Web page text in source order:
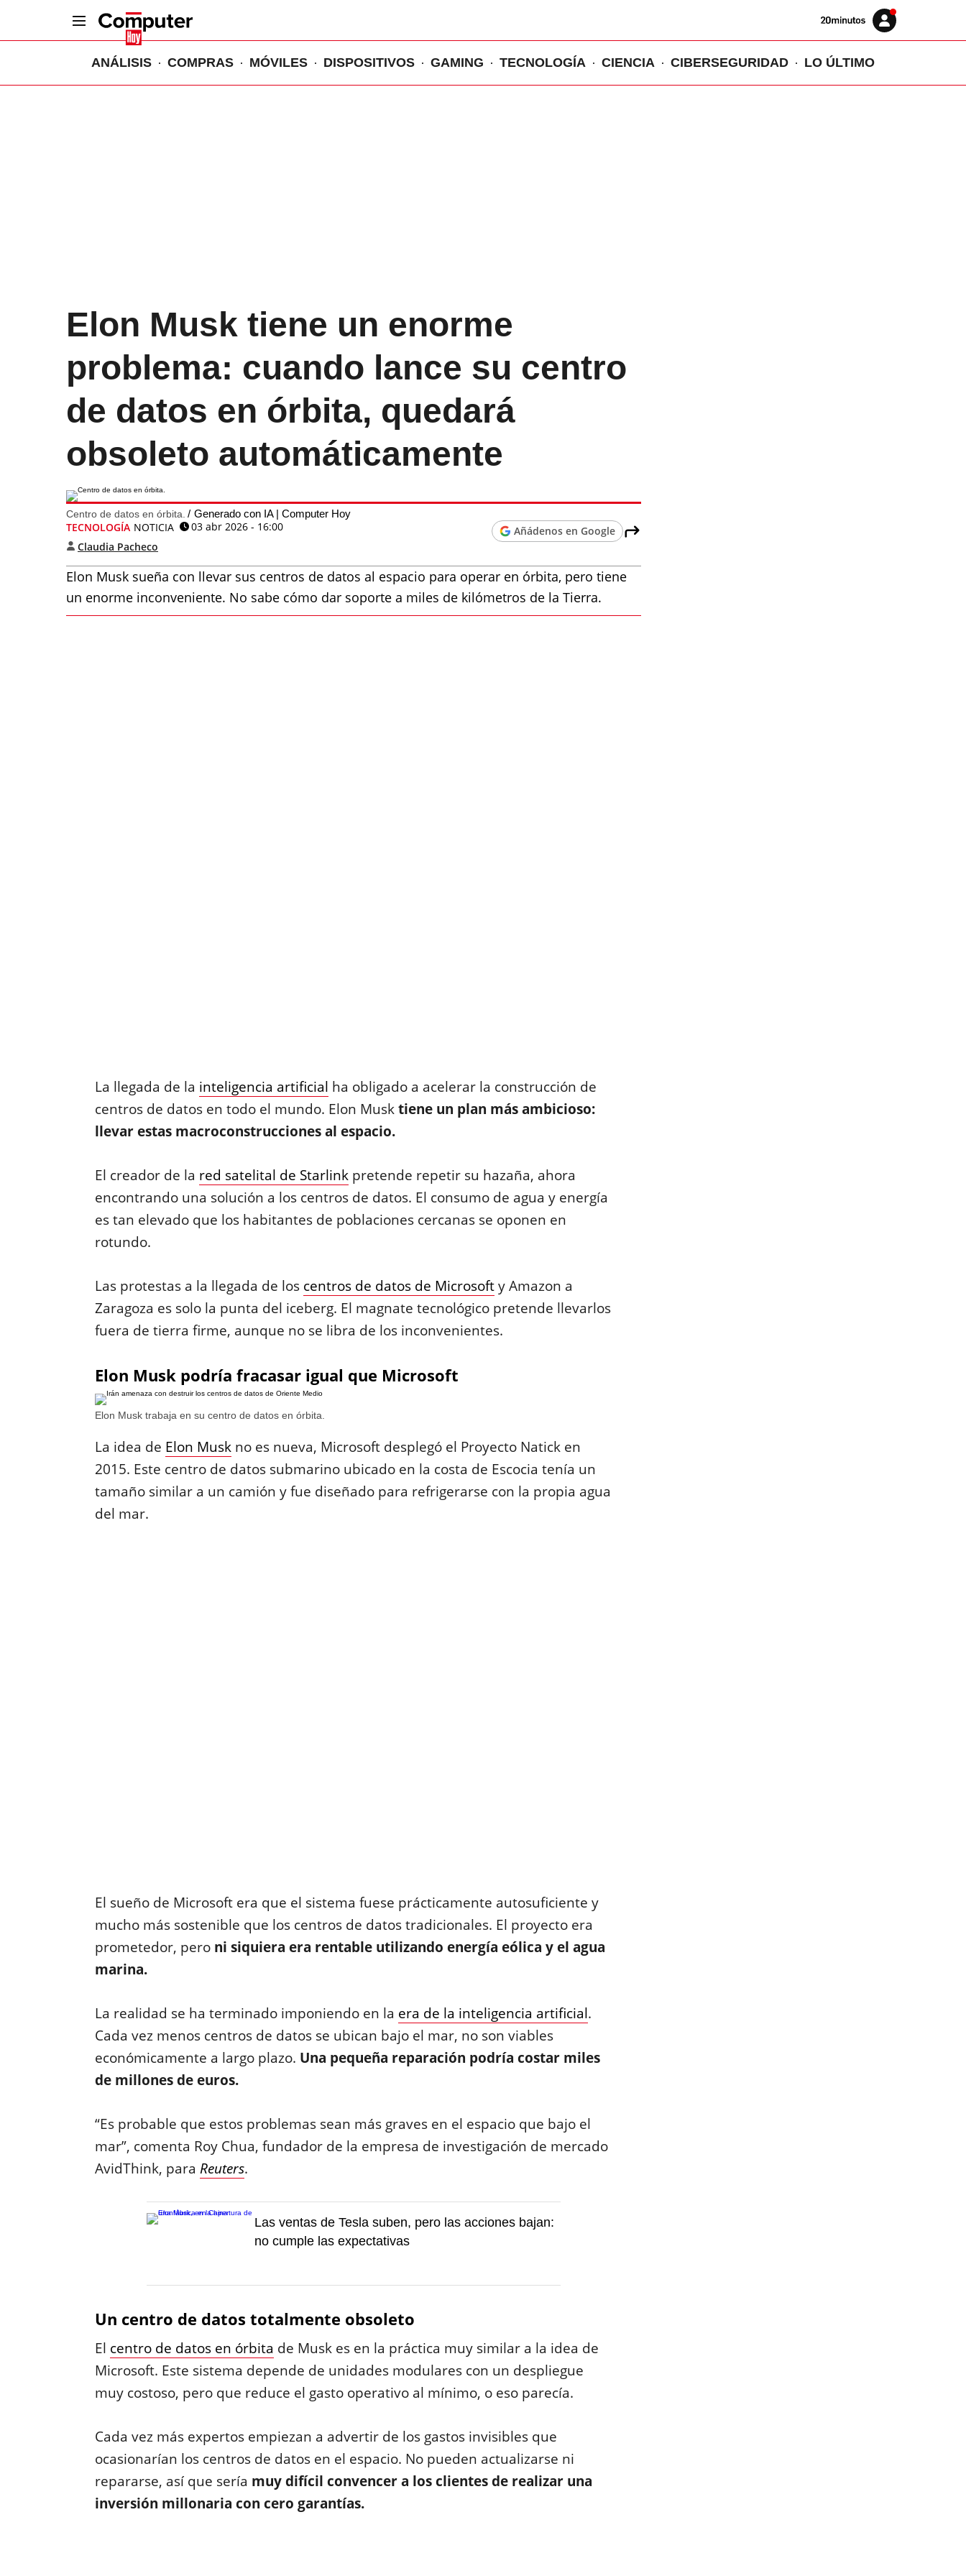
Volver
Iniciar
sesión
ANÁLISIS COMPRAS MÓVILES DISPOSITIVOS GAMING TECNOLOGÍA CIENCIA CIBERSEGURIDAD LO ÚLTIMO
Elon Musk tiene un enorme
problema: cuando lance su centro
de datos en órbita, quedará
obsoleto automáticamente
Centro de datos en órbita. Generado con IA | Computer Hoy
TECNOLOGÍA NOTICIA
03 abr 2026 - 16:00
Claudia Pacheco
Añádenos en Google
Elon Musk sueña con llevar sus centros de datos al espacio para operar en órbita, pero tiene
un enorme inconveniente. No sabe cómo dar soporte a miles de kilómetros de la Tierra.
La llegada de la inteligencia artificial ha obligado a acelerar la construcción de
centros de datos en todo el mundo. Elon Musktiene un plan más ambicioso:
llevar estas macroconstrucciones al espacio.
El creador de la red satelital de Starlinkpretende repetir su hazaña, ahora
encontrando una solución a los centros de datos. El consumo de agua y energía
es tan elevado que los habitantes de poblaciones cercanas se oponen en
rotundo.
Las protestas a la llegada de los centros de datos de Microsofty Amazon a
Zaragoza es solo la punta del iceberg. El magnate tecnológico pretende llevarlos
fuera de tierra firme, aunque no se libra de los inconvenientes.
Elon Musk podría fracasar igual que Microsoft
Elon Musk trabaja en su centro de datos en órbita.
La idea de Elon Muskno es nueva, Microsoft desplegó el Proyecto Natick en
2015. Este centro de datos submarino ubicado en la costa de Escocia tenía un
tamaño similar a un camión y fue diseñado para refrigerarse con la propia agua
del mar.
El sueño de Microsoft era que el sistema fuese prácticamente autosuficiente y
mucho más sostenible que los centros de datos tradicionales. El proyecto era
prometedor, pero ni siquiera era rentable utilizando energía eólica y el agua
marina.
La realidad se ha terminado imponiendo en la era de la inteligencia artificial.
Cada vez menos centros de datos se ubican bajo el mar, no son viables
económicamente a largo plazo. Una pequeña reparación podría costar miles
de millones de euros.
“Es probable que estos problemas sean más graves en el espacio que bajo el
mar”, comenta Roy Chua, fundador de la empresa de investigación de mercado
AvidThink, para Reuters.
Las ventas de Tesla suben, pero las acciones bajan:
no cumple las expectativas
Un centro de datos totalmente obsoleto
El centro de datos en órbita de Musk es en la práctica muy similar a la idea de
Microsoft. Este sistema depende de unidades modulares con un despliegue
muy costoso, pero que reduce el gasto operativo al mínimo, o eso parecía.
Cada vez más expertos empiezan a advertir de los gastos invisibles que
ocasionarían los centros de datos en el espacio. No pueden actualizarse ni
repararse, así que sería muy difícil convencer a los clientes de realizar una
inversión millonaria con cero garantías.